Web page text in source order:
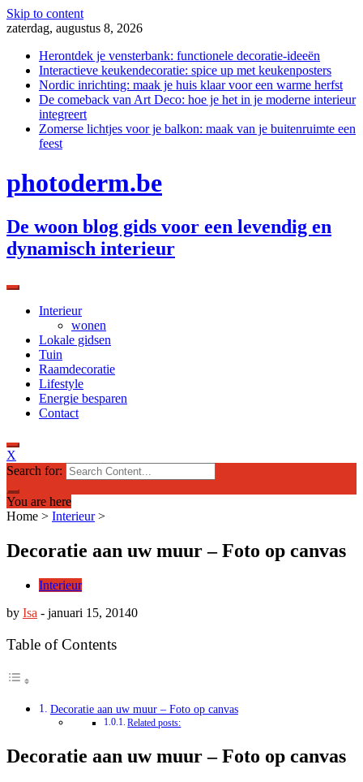
Skip to content
zaterdag, augustus 8, 2026
Herontdek je vensterbank: functionele decoratie-ideeën
Interactieve keukendecoratie: spice up met keukenposters
Nordic inrichting: maak je huis klaar voor een warme herfst
De comeback van Art Deco: hoe je het in je moderne interieur
integreert
Zomerse lichtjes voor je balkon: maak van je buitenruimte een
feest
photoderm.be
De woon blog gids voor een levendig en
dynamisch interieur
Interieur
wonen
Lokale gidsen
Tuin
Raamdecoratie
Lifestyle
Energie besparen
Contact
X
Search for:
You are here
Home > Interieur >
Decoratie aan uw muur – Foto op canvas
Interieur
by Isa - januari 15, 20140
Table of Contents
Decoratie aan uw muur – Foto op canvas
Related posts:
Decoratie aan uw muur – Foto op canvas